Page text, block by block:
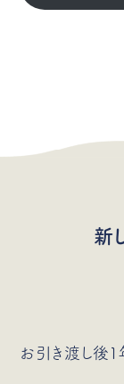
新
お引き渡し後1